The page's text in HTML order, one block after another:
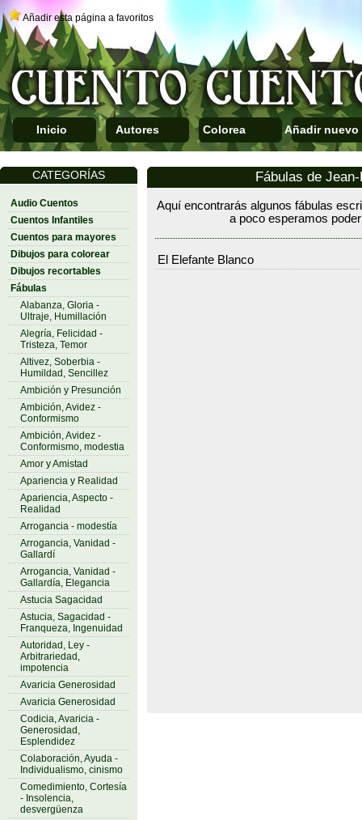
Añadir esta página a favoritos
Inicio Autores Colorea Añadir nuevo
CATEGORÍAS
Audio Cuentos
Cuentos Infantiles
Cuentos para mayores
Dibujos para colorear
Dibujos recortables
Fábulas
Alabanza, Gloria -
Ultraje, Humillación
Alegría, Felicidad -
Tristeza, Temor
Altivez, Soberbia -
Humildad, Sencillez
Ambición y Presunción
Ambición, Avidez -
Conformismo
Ambición, Avidez -
Conformismo, modestia
Amor y Amistad
Apariencia y Realidad
Apariencia, Aspecto -
Realidad
Arrogancia - modestía
Arrogancia, Vanidad -
Gallardí
Arrogancia, Vanidad -
Gallardía, Elegancia
Astucia Sagacidad
Astucia, Sagacidad -
Franqueza, Ingenuidad
Autoridad, Ley -
Arbitrariedad,
impotencia
Avaricia Generosidad
Avaricia Generosidad
Codicia, Avaricia -
Generosidad,
Esplendidez
Colaboración, Ayuda -
Individualismo, cinismo
Comedimiento, Cortesía
- Insolencia,
desvergüenza
Fábulas de
Aquí encontrarás algunos fábulas
a poco esperamos
El Elefante Blanco